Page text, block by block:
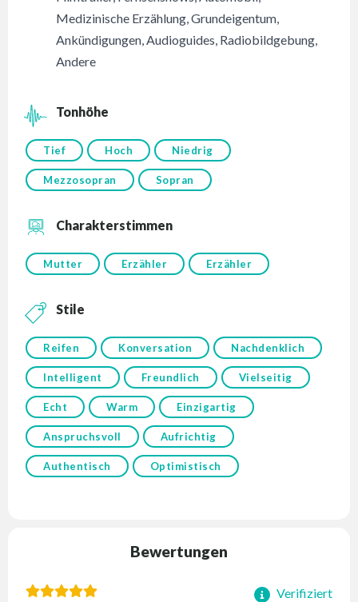
Medizinische Erzählung,Grundeigentum,
Ankündigungen,Audioguides, Radiobildgebung,
Andere
Tonhöhe
Tief Hoch Niedrig
Mezzosopran Sopran
Charakterstimmen
Mutter Erzähler Erzähler
Stile
Reifen Konversation Nachdenklich
Intelligent Freundlich Vielseitig
Echt Warm Einzigartig
Anspruchsvoll Aufrichtig
Authentisch Optimistisch
Bewertungen
Verifiziert